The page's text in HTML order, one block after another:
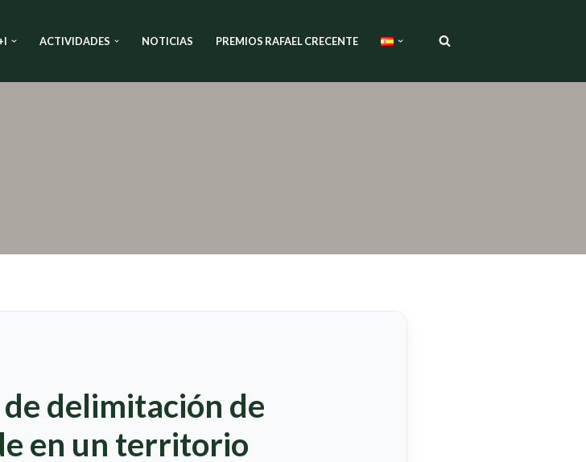
ACTIVIDADES NOTICIAS PREMIOS RAFAEL CRECENTE
delimitación de
en un territorio